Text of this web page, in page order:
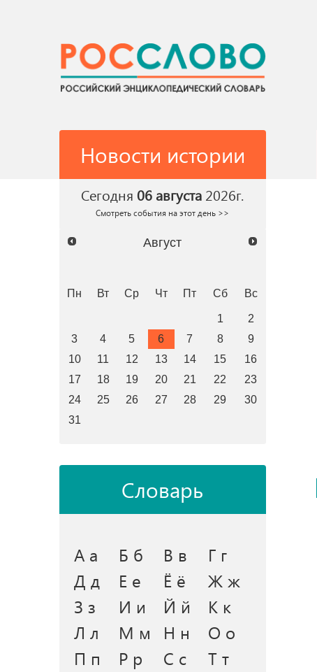
Новости истории
Сегодня 06 августа 2026г.
Смотреть события на этот день >>
Август
Пн Вт Ср Чт Пт Сб Вс
1
2
3
4 5 6 7 8
9
10
11 12 13 14 15
16
17
18 19 20 21 22
23
24
25 26 27 28 29
30
31
Словарь
А а Б б В в
Г г
Д д
Е е Ё ё
Ж ж
З з
И и Й й
К к
Л л
М м Н н
О о
П п
Р р С с
Т т